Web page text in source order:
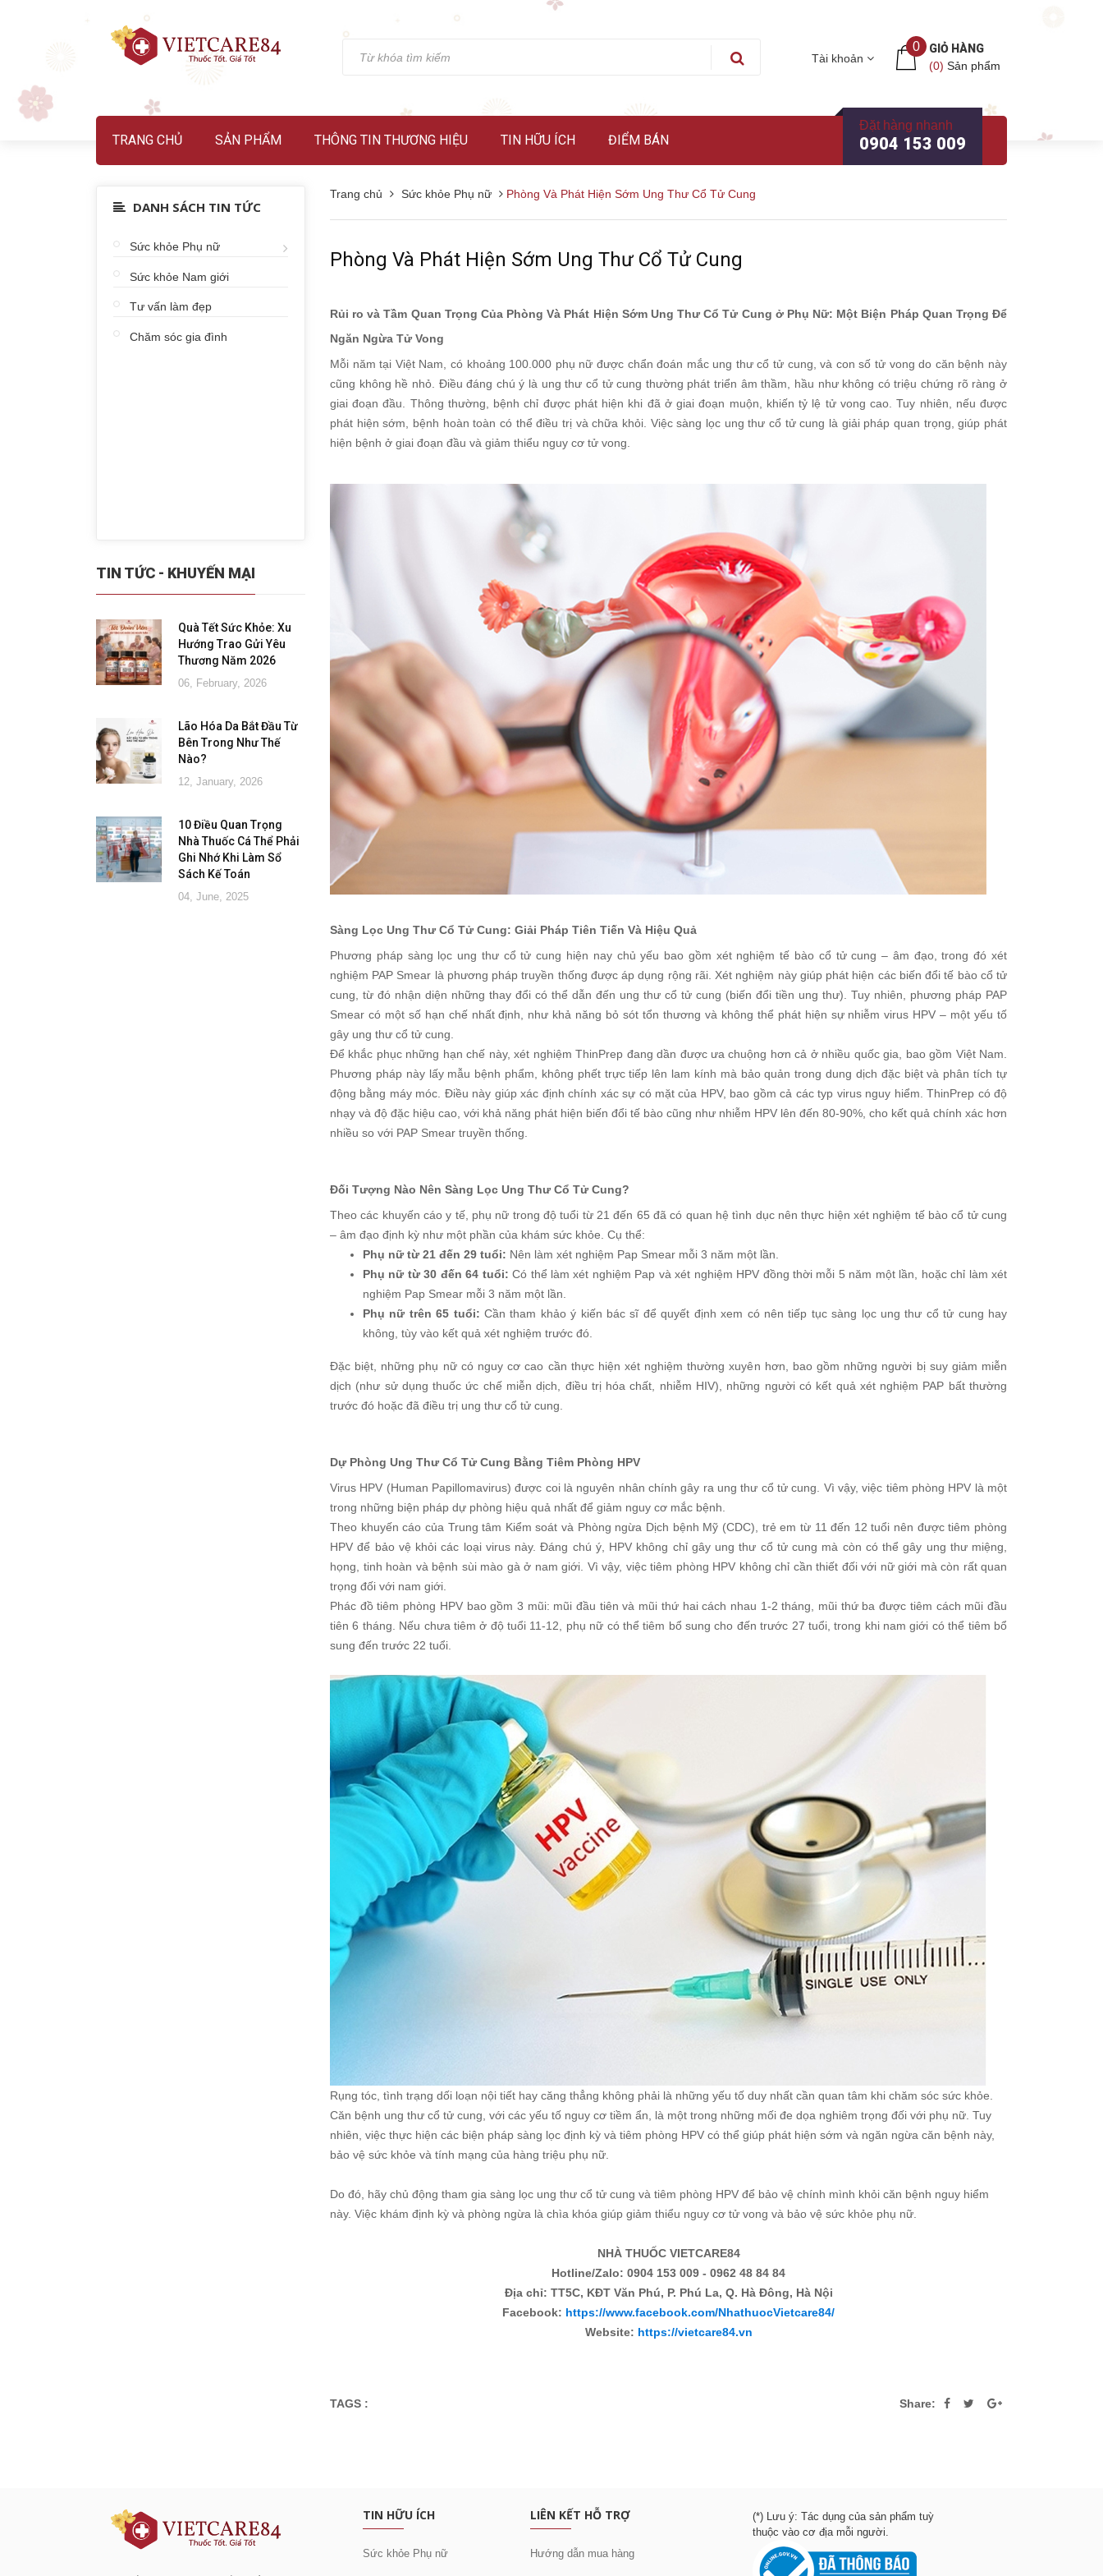
Tài khoản
0
GIỎ HÀNG
(0) Sản phẩm
TRANG CHỦ SẢN PHẨM THÔNG TIN THƯƠNG HIỆU TIN HỮU ÍCH ĐIỂM BÁN
Đặt hàng nhanh
0904 153 009
Trang chủ Sức khỏe Phụ nữ Phòng Và Phát Hiện Sớm Ung Thư Cổ Tử Cung
Phòng Và Phát Hiện Sớm Ung Thư Cổ Tử Cung
Rủi ro và Tầm Quan Trọng Của Phòng Và Phát Hiện Sớm Ung Thư Cổ Tử Cung ở Phụ Nữ: Một Biện Pháp Quan Trọng Để
Ngăn Ngừa Tử Vong
Mỗi năm tại Việt Nam, có khoảng 100.000 phụ nữ được chẩn đoán mắc ung thư cổ tử cung, và con số tử vong do căn bệnh này
cũng không hề nhỏ. Điều đáng chú ý là ung thư cổ tử cung thường phát triển âm thầm, hầu như không có triệu chứng rõ ràng ở
giai đoạn đầu. Thông thường, bệnh chỉ được phát hiện khi đã ở giai đoạn muộn, khiến tỷ lệ tử vong cao. Tuy nhiên, nếu được
phát hiện sớm, bệnh hoàn toàn có thể điều trị và chữa khỏi. Việc sàng lọc ung thư cổ tử cung là giải pháp quan trọng, giúp phát
hiện bệnh ở giai đoạn đầu và giảm thiểu nguy cơ tử vong.
Sàng Lọc Ung Thư Cổ Tử Cung: Giải Pháp Tiên Tiến Và Hiệu Quả
Phương pháp sàng lọc ung thư cổ tử cung hiện nay chủ yếu bao gồm xét nghiệm tế bào cổ tử cung – âm đạo, trong đó xét
nghiệm PAP Smear là phương pháp truyền thống được áp dụng rộng rãi. Xét nghiệm này giúp phát hiện các biến đổi tế bào cổ tử
cung, từ đó nhận diện những thay đổi có thể dẫn đến ung thư cổ tử cung (biến đổi tiền ung thư). Tuy nhiên, phương pháp PAP
Smear có một số hạn chế nhất định, như khả năng bỏ sót tổn thương và không thể phát hiện sự nhiễm virus HPV – một yếu tố
gây ung thư cổ tử cung.
Để khắc phục những hạn chế này, xét nghiệm ThinPrep đang dần được ưa chuộng hơn cả ở nhiều quốc gia, bao gồm Việt Nam.
Phương pháp này lấy mẫu bệnh phẩm, không phết trực tiếp lên lam kính mà bảo quản trong dung dịch đặc biệt và phân tích tự
động bằng máy móc. Điều này giúp xác định chính xác sự có mặt của HPV, bao gồm cả các typ virus nguy hiểm. ThinPrep có độ
nhạy và độ đặc hiệu cao, với khả năng phát hiện biến đổi tế bào cũng như nhiễm HPV lên đến 80-90%, cho kết quả chính xác hơn
nhiều so với PAP Smear truyền thống.
Đối Tượng Nào Nên Sàng Lọc Ung Thư Cổ Tử Cung?
Theo các khuyến cáo y tế, phụ nữ trong độ tuổi từ 21 đến 65 đã có quan hệ tình dục nên thực hiện xét nghiệm tế bào cổ tử cung
– âm đạo định kỳ như một phần của khám sức khỏe. Cụ thể:
Phụ nữ từ 21 đến 29 tuổi: Nên làm xét nghiệm Pap Smear mỗi 3 năm một lần.
Phụ nữ từ 30 đến 64 tuổi: Có thể làm xét nghiệm Pap và xét nghiệm HPV đồng thời mỗi 5 năm một lần, hoặc chỉ làm xét
nghiệm Pap Smear mỗi 3 năm một lần.
Phụ nữ trên 65 tuổi: Cần tham khảo ý kiến bác sĩ để quyết định xem có nên tiếp tục sàng lọc ung thư cổ tử cung hay
không, tùy vào kết quả xét nghiệm trước đó.
Đặc biệt, những phụ nữ có nguy cơ cao cần thực hiện xét nghiệm thường xuyên hơn, bao gồm những người bị suy giảm miễn
dịch (như sử dụng thuốc ức chế miễn dịch, điều trị hóa chất, nhiễm HIV), những người có kết quả xét nghiệm PAP bất thường
trước đó hoặc đã điều trị ung thư cổ tử cung.
Dự Phòng Ung Thư Cổ Tử Cung Bằng Tiêm Phòng HPV
Virus HPV (Human Papillomavirus) được coi là nguyên nhân chính gây ra ung thư cổ tử cung. Vì vậy, việc tiêm phòng HPV là một
trong những biện pháp dự phòng hiệu quả nhất để giảm nguy cơ mắc bệnh.
Theo khuyến cáo của Trung tâm Kiểm soát và Phòng ngừa Dịch bệnh Mỹ (CDC), trẻ em từ 11 đến 12 tuổi nên được tiêm phòng
HPV để bảo vệ khỏi các loại virus này. Đáng chú ý, HPV không chỉ gây ung thư cổ tử cung mà còn có thể gây ung thư miệng,
họng, tinh hoàn và bệnh sùi mào gà ở nam giới. Vì vậy, việc tiêm phòng HPV không chỉ cần thiết đối với nữ giới mà còn rất quan
trọng đối với nam giới.
Phác đồ tiêm phòng HPV bao gồm 3 mũi: mũi đầu tiên và mũi thứ hai cách nhau 1-2 tháng, mũi thứ ba được tiêm cách mũi đầu
tiên 6 tháng. Nếu chưa tiêm ở độ tuổi 11-12, phụ nữ có thể tiêm bổ sung cho đến trước 27 tuổi, trong khi nam giới có thể tiêm bổ
sung đến trước 22 tuổi.
Rụng tóc, tình trạng dối loạn nội tiết hay căng thẳng không phải là những yếu tố duy nhất cần quan tâm khi chăm sóc sức khỏe.
Căn bệnh ung thư cổ tử cung, với các yếu tố nguy cơ tiềm ẩn, là một trong những mối đe dọa nghiêm trọng đối với phụ nữ. Tuy
nhiên, việc thực hiện các biện pháp sàng lọc định kỳ và tiêm phòng HPV có thể giúp phát hiện sớm và ngăn ngừa căn bệnh này,
bảo vệ sức khỏe và tính mạng của hàng triệu phụ nữ.
Do đó, hãy chủ động tham gia sàng lọc ung thư cổ tử cung và tiêm phòng HPV để bảo vệ chính mình khỏi căn bệnh nguy hiểm
này. Việc khám định kỳ và phòng ngừa là chìa khóa giúp giảm thiểu nguy cơ tử vong và bảo vệ sức khỏe phụ nữ.
NHÀ THUỐC VIETCARE84
Hotline/Zalo: 0904 153 009 - 0962 48 84 84
Địa chỉ: TT5C, KĐT Văn Phú, P. Phú La, Q. Hà Đông, Hà Nội
Facebook: https://www.facebook.com/NhathuocVietcare84/
Website: https://vietcare84.vn
TAGS : Share:
DANH SÁCH TIN TỨC
Sức khỏe Phụ nữ
Sức khỏe Nam giới
Tư vấn làm đẹp
Chăm sóc gia đình
TIN TỨC - KHUYẾN MẠI
Quà Tết Sức Khỏe: Xu
Hướng Trao Gửi Yêu
Thương Năm 2026
06, February, 2026
Lão Hóa Da Bắt Đầu Từ
Bên Trong Như Thế
Nào?
12, January, 2026
10 Điều Quan Trọng
Nhà Thuốc Cá Thể Phải
Ghi Nhớ Khi Làm Sổ
Sách Kế Toán
04, June, 2025
TIN HỮU ÍCH
Sức khỏe Phụ nữ
LIÊN KẾT HỖ TRỢ
Hướng dẫn mua hàng
(*) Lưu ý: Tác dụng của sản phẩm tuỳ
thuộc vào cơ địa mỗi người.